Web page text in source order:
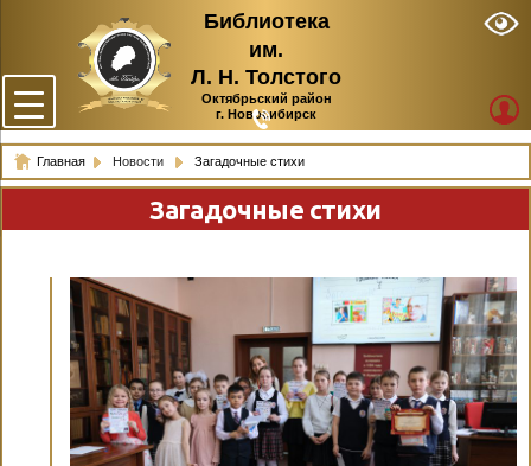
Библиотека
им.
Л. Н. Толстого
Октябрьский район
г. Новосибирск
Главная Новости Загадочные стихи
Загадочные стихи